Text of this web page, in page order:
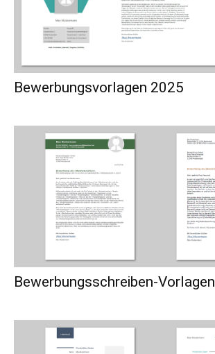
Bewerbungsvorlagen 2025
Bewerbungsschreiben-Vorlagen